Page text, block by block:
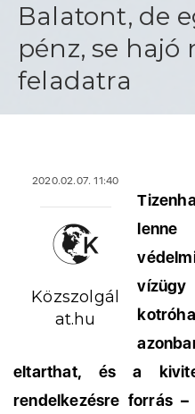
Balatont, de
pénz, se hajó
feladatra
2020.02.07. 11:40
Közszolgál
at.hu
lenne
vízügy
eltarthat, és a
rendelkezésre forrás